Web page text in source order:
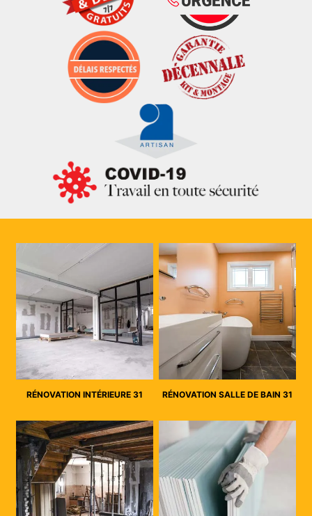
RÉNOVATION INTÉRIEURE 31 RÉNOVATION SALLE DE BAIN 31